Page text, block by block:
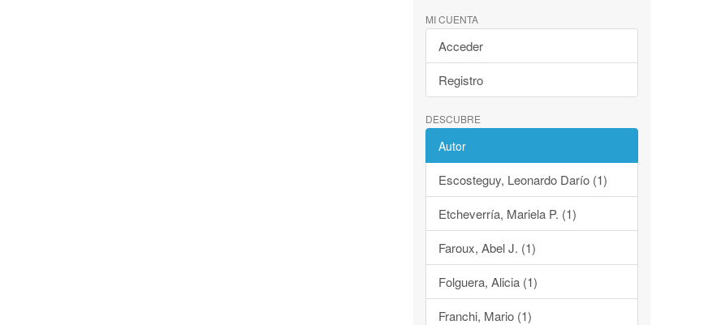
MI CUENTA
Acceder
Registro
DESCUBRE
Autor
Escosteguy, Leonardo Darío (1)
Etcheverría, Mariela P. (1)
Faroux, Abel J. (1)
Folguera, Alicia (1)
Franchi, Mario (1)